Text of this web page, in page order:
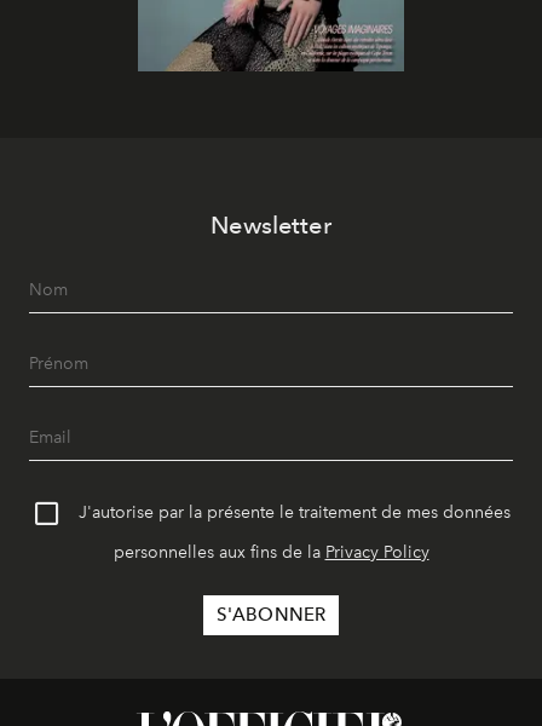
Newsletter
J'autorise par la présente le traitement de mes données
personnelles aux fins de la Privacy Policy